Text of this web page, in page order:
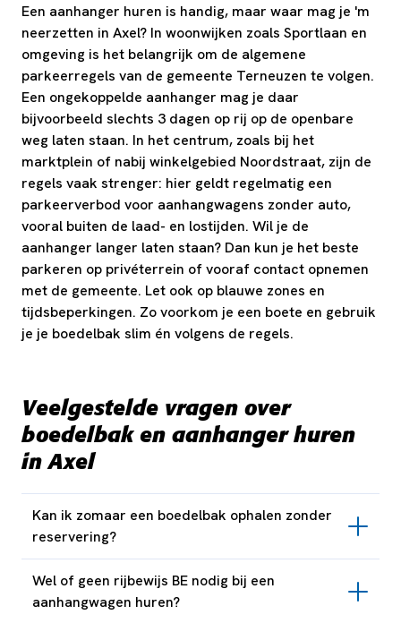
Een aanhanger huren is handig, maar waar mag je 'm
neerzetten in Axel? In woonwijken zoals Sportlaan en
omgeving is het belangrijk om de algemene
parkeerregels van de gemeente Terneuzen te volgen.
Een ongekoppelde aanhanger mag je daar
bijvoorbeeld slechts 3 dagen op rij op de openbare
weg laten staan. In het centrum, zoals bij het
marktplein of nabij winkelgebied Noordstraat, zijn de
regels vaak strenger: hier geldt regelmatig een
parkeerverbod voor aanhangwagens zonder auto,
vooral buiten de laad- en lostijden. Wil je de
aanhanger langer laten staan? Dan kun je het beste
parkeren op privéterrein of vooraf contact opnemen
met de gemeente. Let ook op blauwe zones en
tijdsbeperkingen. Zo voorkom je een boete en gebruik
je je boedelbak slim én volgens de regels.
Veelgestelde vragen over
boedelbak en aanhanger huren
in Axel
Kan ik zomaar een boedelbak ophalen zonder
reservering?
Wel of geen rijbewijs BE nodig bij een
aanhangwagen huren?